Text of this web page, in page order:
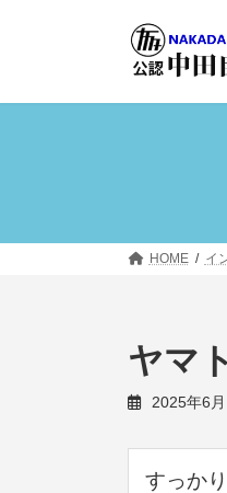
ツ
シ
HOME イ
ヤマ
2025年6
すっか